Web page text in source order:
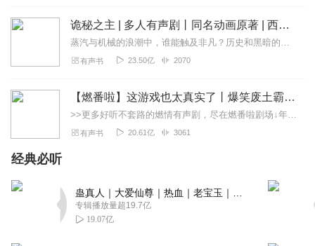
太值，这也是这书目前到现在只有我一条评论的原因（付费
才能评论）。给4星就属于鼓励一下，让更多的人可以看到，
个人建议本书转会免，或者可以的话，用替换方式，重新制
2020-08-11 12
下去草草的完结了，虎头蛇尾，播主的声音好听，就是片头
2023-05-25
诡秘之主 | 多人有声剧丨同名动画原著 | 西幻克苏鲁 | 乌贼作品
蒸汽与机械的浪潮中，谁能触及非凡？历史和黑暗的迷雾里，又是谁在耳语？我从诡秘中醒来，睁眼看见这个世界：枪械，大炮，巨舰，飞空艇，差分机；魔药，占卜，诅咒，倒吊人...
有声书 23.50亿 2070
【燃番啦】这游戏也太真实了丨爆笑废土霸榜神作丨紫襟剧社制作
>>更多好听不套路的燃情有声剧，尽在燃番啦剧场↓年度重磅推荐本专辑为VIP免费专辑每天上午10点5集更新，订阅可以听到最新内容哦！每周抽一个专辑五星优质评论送...
有声书 20.61亿 3061
经典必听
专辑播放量超19.7亿
19.07亿